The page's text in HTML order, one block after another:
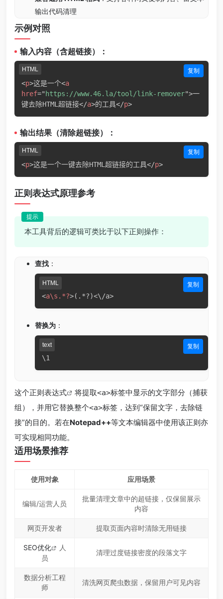
输出代码清理
示例对照
输入内容（含超链接）：
<p>这是一个<a
href="https://www.46.la/tool/link-remover">一
键去除HTML超链接</a>的工具</p>
HTML 复制
输出结果（清除超链接）：
<p>这是一个一键去除HTML超链接的工具</p>
HTML 复制
正则表达式原理参考
本工具背后的逻辑可类比于以下正则操作：
查找 ：
<a\s.*?>
HTML 复制
替换为 ：
text 复制
这个正则表达式 将提取<a>标签中显示的文字部分（捕获
组），并用它替换整个<a>标签，达到“保留文字，去除链
接”的目的。若在Notepad++等文本编辑器中使用该正则亦
可实现相同功能。
适用场景推荐
使用对象 应用场景
编辑/运营人员
批量清理文章中的超链接，仅保留展示
内容
网页开发者 提取页面内容时清除无用链接
SEO优化
人
员
清理过度链接密度的段落文字
数据分析工程
师
清洗网页爬虫数据，保留用户可见内容